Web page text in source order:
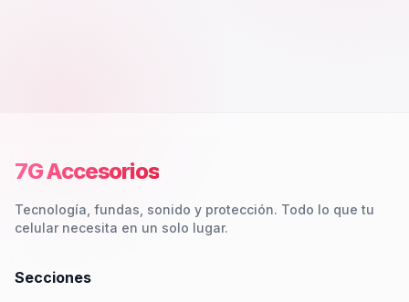
7G Accesorios
Tecnología, fundas, sonido y protección. Todo lo que tu
celular necesita en un solo lugar.
Secciones